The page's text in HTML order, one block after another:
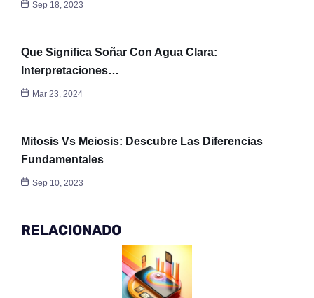
Sep 18, 2023
Que Significa Soñar Con Agua Clara:
Interpretaciones…
Mar 23, 2024
Mitosis Vs Meiosis: Descubre Las Diferencias
Fundamentales
Sep 10, 2023
RELACIONADO